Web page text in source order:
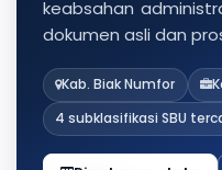
keabsahan
dokumen asli dan
Kab. Biak Numfor
4 subklasifikasi SBU